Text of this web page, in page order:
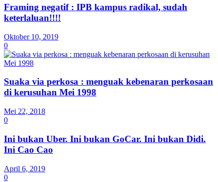
Framing negatif : IPB kampus radikal, sudah
keterlaluan!!!!
Oktober 10, 2019
0
Suaka via perkosa : menguak kebenaran perkosaan
di kerusuhan Mei 1998
Mei 22, 2018
0
Ini bukan Uber. Ini bukan GoCar. Ini bukan Didi.
Ini Cao Cao
April 6, 2019
0